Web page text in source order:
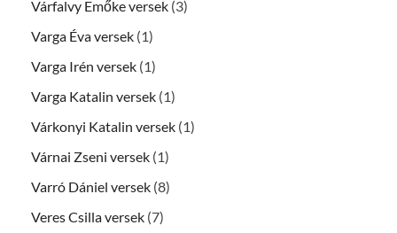
Várfalvy Emőke versek (3)
Varga Éva versek (1)
Varga Irén versek (1)
Varga Katalin versek (1)
Várkonyi Katalin versek (1)
Várnai Zseni versek (1)
Varró Dániel versek (8)
Veres Csilla versek (7)